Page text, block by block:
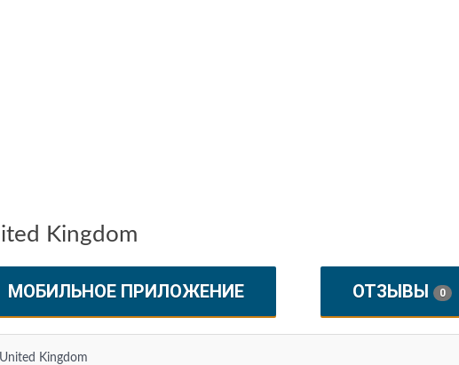
Kingdom
МОБИЛЬНОЕ ПРИЛОЖЕНИЕ ОТЗЫВЫ 0
Kingdom